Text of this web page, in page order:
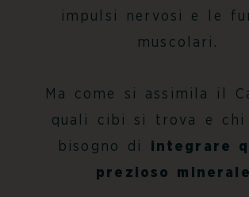
impulsi nervosi e le
muscolari.
Ma come si assimila il
quali cibi si trova e chi
bisogno di
integrare
prezioso minerale